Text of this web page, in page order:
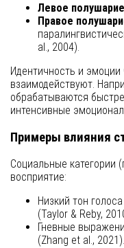
Левое полушарие
Правое
al., 2004).
Идентичность и
взаимодействуют.
обрабатываются
интенсивные
Примеры влияния
Социальные категории
восприятие:
Низкий тон
(Taylor & Reby,
Гневные
(Zhang et al., 2021).